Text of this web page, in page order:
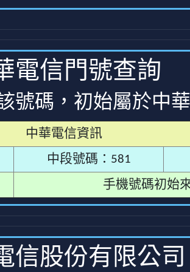
電信門號查詢
號碼，初始屬於中
中華電信資訊
中段號碼：581
手機號碼初始
信股份有限公司